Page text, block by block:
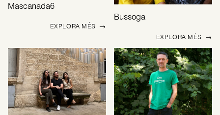
Mascanada6
EXPLORA MÉS →
Bussoga
EXPLORA MÉS →